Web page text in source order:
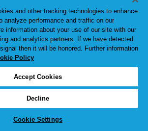
제공합니다. 귀하는 5.7항에 기술된 바
한 콘텐츠를 언제든 신고할 수 있습니
서비스 전반에 걸쳐서 부적절한 콘텐츠
프로필 사진, 게임 내 채팅 메시지, 그리
니티 포럼 게시물 등)에 관한 플레이어
여 적시에 조치를 취합니다.
전적인 재량으로 해당 콘텐츠가 이 약
정하거나, 당사 또는 당사의 서비스에 오
다고 결정하는 경우, 당사는 업로드된
and other tracking technologies to enhance
analyze performance and traffic on our
information about your use of our site with our
and analytics partners. If we have detected
then it will be honored. Further information
Policy
Accept Cookies
Decline
Cookie Settings